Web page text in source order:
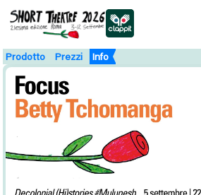
Prodotto Prezzi Info